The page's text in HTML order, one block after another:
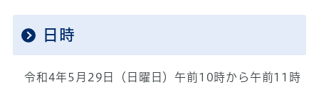
日時
令和4年5月29日（日曜日）午前10時から午前11時